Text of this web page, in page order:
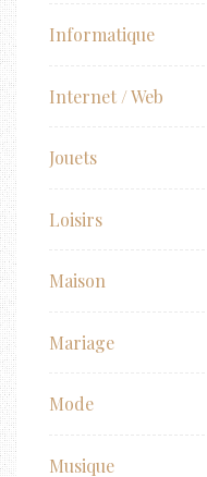
Informatique
Internet / Web
Jouets
Loisirs
Maison
Mariage
Mode
Musique